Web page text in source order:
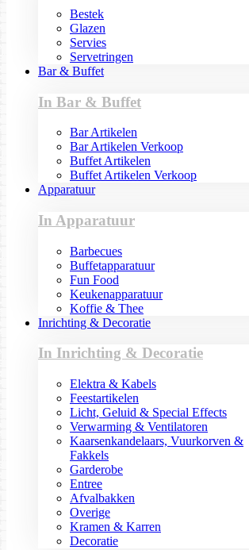
Bestek
Glazen
Servies
Servetringen
Bar & Buffet
In Bar & Buffet
Bar Artikelen
Bar Artikelen Verkoop
Buffet Artikelen
Buffet Artikelen Verkoop
Apparatuur
In Apparatuur
Barbecues
Buffetapparatuur
Fun Food
Keukenapparatuur
Koffie & Thee
Inrichting & Decoratie
In Inrichting & Decoratie
Elektra & Kabels
Feestartikelen
Licht, Geluid & Special Effects
Verwarming & Ventilatoren
Kaarsenkandelaars, Vuurkorven &
Fakkels
Garderobe
Entree
Afvalbakken
Overige
Kramen & Karren
Decoratie